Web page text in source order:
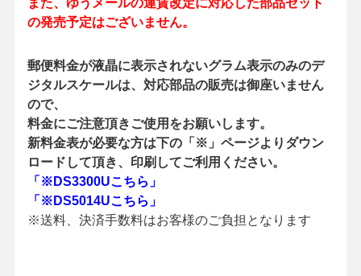
また、ゆうメールの運賃改定に対応した部品セット
の発売予定はございません。
郵便料金が液晶に表示されないグラム表示のみのデ
ジタルスケールは、対応部品の販売は御座いません
ので、
料金にご注意頂きご使用をお願いします。
新料金表が必要な方は下の「※」ページよりダウン
ロードして頂き、印刷してご利用ください。
「※DS3300Uこちら」
「※DS5014Uこちら」
※送料、決済手数料はお客様のご負担となります